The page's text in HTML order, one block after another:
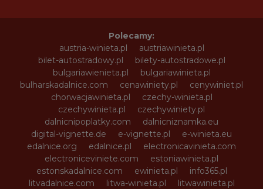
Polecamy:
austria-winieta.pl
austriawinieta.pl
bilet-autostradowy.pl
bilety-autostradowe.pl
bulgariawienieta.pl
bulgariawinieta.pl
bulharskadalnice.com
cenawiniety.pl
cenywiniet.pl
chorwacjawinieta.pl
czechy-winieta.pl
czechywinieta.pl
czechywiniety.pl
dalnicnipoplatky.com
dalnicniznamka.eu
digital-vignette.de
e-vignette.pl
e-winieta.eu
edalnice.org
edalnice.pl
electronicavinieta.com
electroniceviniete.com
estoniawinieta.pl
estonskadalnice.com
ewinieta.pl
info365.pl
litvadalnice.com
litwa-winieta.pl
litwawinieta.pl